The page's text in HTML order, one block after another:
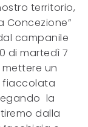
territorio,
Concezione”
campanile
di martedì 7
un
fiaccolata
la
dalla